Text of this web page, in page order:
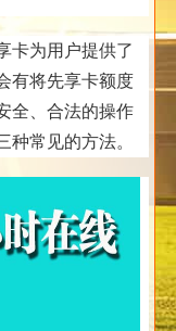
卡为用户提供了
有将先享卡额度
全、合法的操作
常见的方法。